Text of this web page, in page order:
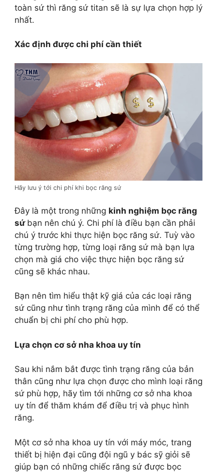
toàn sứ thì răng sứ titan sẽ là sự lựa chọn hợp lý
nhất.
Xác định được chi phí cần thiết
Hãy lưu ý tới chi phí khi bọc răng sứ
Đây là một trong những kinh nghiệm bọc răng
sứ bạn nên chú ý. Chi phí là điều bạn cần phải
chú ý trước khi thực hiện bọc răng sứ. Tuỳ vào
từng trường hợp, từng loại răng sứ mà bạn lựa
chọn mà giá cho việc thực hiện bọc răng sứ
cũng sẽ khác nhau.
Bạn nên tìm hiểu thật kỹ giá của các loại răng
sứ cũng như tình trạng răng của mình để có thể
chuẩn bị chi phí cho phù hợp.
Lựa chọn cơ sở nha khoa uy tín
Sau khi nắm bắt được tình trạng răng của bản
thân cũng như lựa chọn được cho mình loại răng
sứ phù hợp, hãy tìm tới những cơ sở nha khoa
uy tín để thăm khám để điều trị và phục hình
răng.
Một cơ sở nha khoa uy tín với máy móc, trang
thiết bị hiện đại cũng đội ngũ y bác sỹ giỏi sẽ
giúp bạn có những chiếc răng sứ được bọc